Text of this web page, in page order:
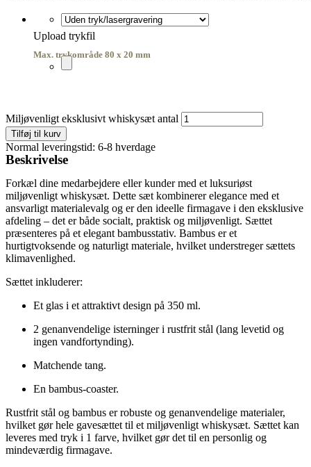
Upload trykfil
Max. trykområde 80 x 20 mm
Miljøvenligt eksklusivt whiskysæt antal
Tilføj til kurv
Normal leveringstid: 6-8 hverdage
Beskrivelse
Forkæl dine medarbejdere eller kunder med et luksuriøst
miljøvenligt whiskysæt. Dette sæt kombinerer elegance med et
ansvarligt materialevalg og er den ideelle firmagave i den eksklusive
afdeling – det er både socialt, praktisk og miljøvenligt. Sættet
præsenteres på et elegant bambusstativ. Bambus er et
hurtigtvoksende og naturligt materiale, hvilket understreger sættets
klimavenlighed.
Sættet inkluderer:
Et glas i et attraktivt design på 350 ml.
2 genanvendelige isterninger i rustfrit stål (lang levetid og
ingen vandfortynding).
Matchende tang.
En bambus-coaster.
Rustfrit stål og bambus er robuste og genanvendelige materialer,
hvilket gør hele gavesættet til et miljøvenligt whiskysæt. Sættet kan
leveres med tryk i 1 farve, hvilket gør det til en personlig og
mindeværdig firmagave.